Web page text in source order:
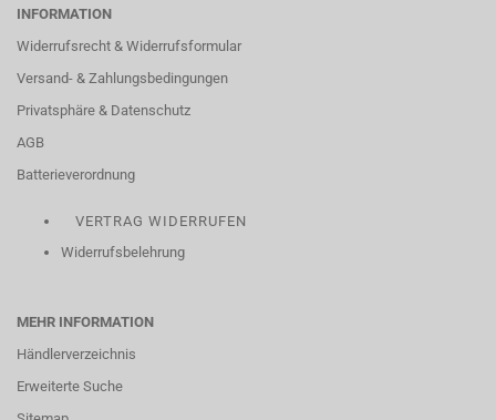
INFORMATION
Widerrufsrecht & Widerrufsformular
Versand- & Zahlungsbedingungen
Privatsphäre & Datenschutz
AGB
Batterieverordnung
VERTRAG WIDERRUFEN
Widerrufsbelehrung
MEHR INFORMATION
Händlerverzeichnis
Erweiterte Suche